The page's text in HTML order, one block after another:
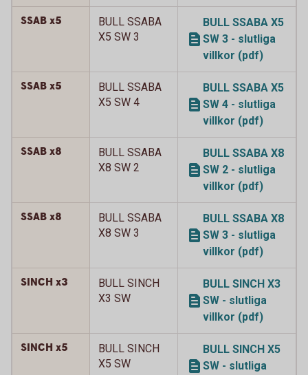
SSAB x5
BULL SSABA
X5 SW 3
BULL SSABA X5
SW 3 - slutliga
villkor (pdf)
SSAB x5
BULL SSABA
X5 SW 4
BULL SSABA X5
SW 4 - slutliga
villkor (pdf)
SSAB x8
BULL SSABA
X8 SW 2
BULL SSABA X8
SW 2 - slutliga
villkor (pdf)
SSAB x8
BULL SSABA
X8 SW 3
BULL SSABA X8
SW 3 - slutliga
villkor (pdf)
SINCH x3
BULL SINCH
X3 SW
BULL SINCH X3
SW - slutliga
villkor (pdf)
SINCH x5
BULL SINCH
X5 SW
BULL SINCH X5
SW - slutliga